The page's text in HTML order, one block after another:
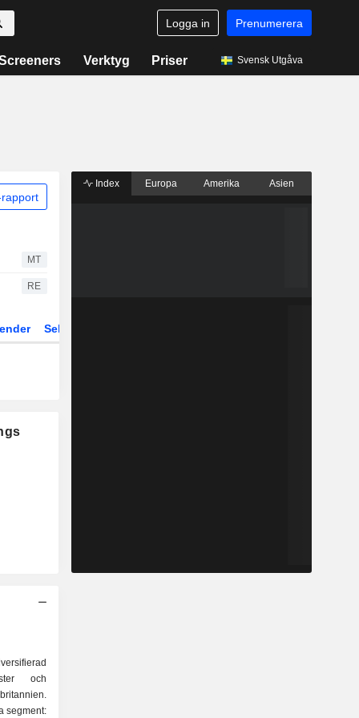
Logga in Prenumerera
Verktyg Priser Svensk Utgåva
MT
RE
Sektor
och
segment:
Index Europa Amerika Asien